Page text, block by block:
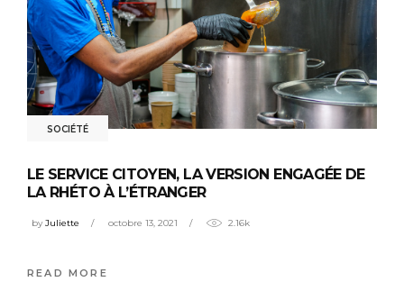
SOCIÉTÉ
LE SERVICE CITOYEN, LA VERSION ENGAGÉE DE
LA RHÉTO À L’ÉTRANGER
byJuliette octobre 13, 2021 2.16k
READ MORE